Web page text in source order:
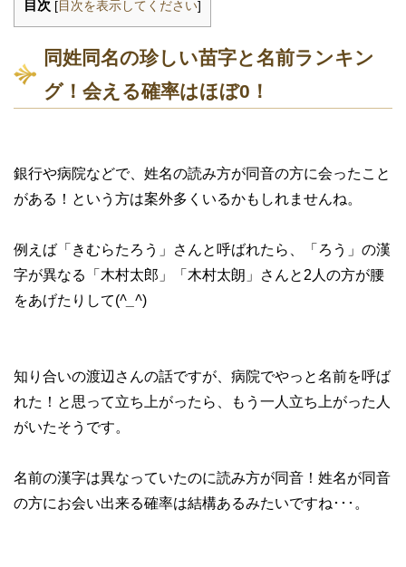
目次 [ 目次を表示してください]
同姓同名の珍しい苗字と名前ランキン
グ！会える確率はほぼ0！
銀行や病院などで、姓名の読み方が同音の方に会ったこと
がある！という方は案外多くいるかもしれませんね。
例えば「きむらたろう」さんと呼ばれたら、「ろう」の漢
字が異なる「木村太郎」「木村太朗」さんと2人の方が腰
をあげたりして(^_^)
知り合いの渡辺さんの話ですが、病院でやっと名前を呼ば
れた！と思って立ち上がったら、もう一人立ち上がった人
がいたそうです。
名前の漢字は異なっていたのに読み方が同音！姓名が同音
の方にお会い出来る確率は結構あるみたいですね･･･。